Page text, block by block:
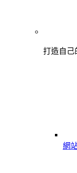
打造自己
網